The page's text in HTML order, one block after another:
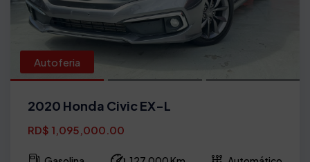
Autoferia
2020 Honda Civic EX-L
RD$ 1,095,000.00